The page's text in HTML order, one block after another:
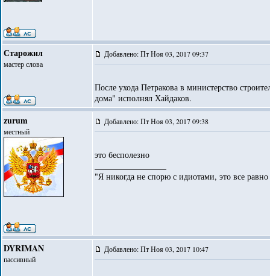
Старожил
мастер слова
Добавлено: Пт Ноя 03, 2017 09:37
После ухода Петракова в министерство
дома" исполнял Хайдаков.
zurum
местный
Добавлено: Пт Ноя 03, 2017 09:38
это бесполезно
"Я никогда не спорю с идиотами, это все
DYRIMAN
пассивный
Добавлено: Пт Ноя 03, 2017 10:47